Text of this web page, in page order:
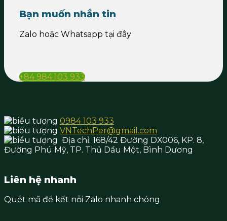
Bạn muốn nhắn tin
Zalo hoặc Whatsapp tại đây
+84 984 103 933
0984 103 933
VNTechPer@gmail.com
Địa chỉ: 168/42 Đường DX006, KP. 8,
Đường Phú Mỹ, TP. Thủ Dầu Một, Bình Dương
Liên hệ nhanh
Quét mã để kết nỗi Zalo nhanh chóng